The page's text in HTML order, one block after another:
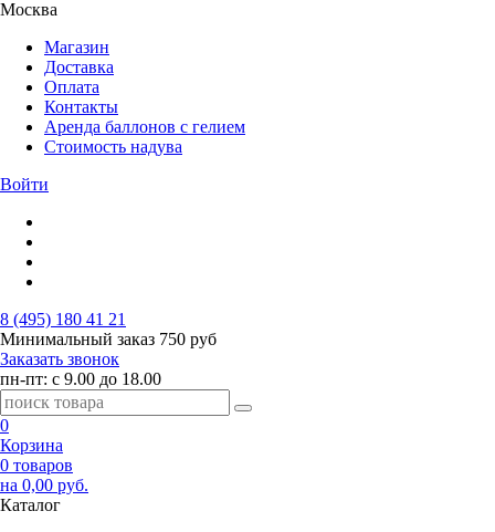
Москва
Магазин
Доставка
Оплата
Контакты
Аренда баллонов с гелием
Стоимость надува
Войти
8 (495) 180 41 21
Минимальный заказ 750 руб
Заказать звонок
пн-пт: с 9.00 до 18.00
0
Корзина
0 товаров
на 0,00 руб.
Каталог